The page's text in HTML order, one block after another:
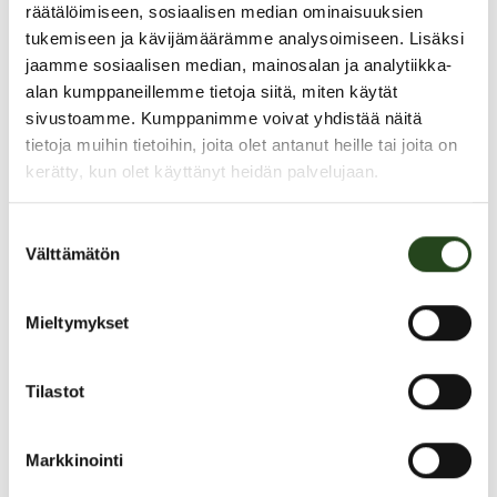
räätälöimiseen, sosiaalisen median ominaisuuksien
tukemiseen ja kävijämäärämme analysoimiseen. Lisäksi
jaamme sosiaalisen median, mainosalan ja analytiikka-
alan kumppaneillemme tietoja siitä, miten käytät
sivustoamme. Kumppanimme voivat yhdistää näitä
tietoja muihin tietoihin, joita olet antanut heille tai joita on
kerätty, kun olet käyttänyt heidän palvelujaan.
valinta
Välttämätön
Mieltymykset
Tilastot
Markkinointi
PAHOITTELUT, TARJOUS EI OLE ENÄÄ VOIMASSA